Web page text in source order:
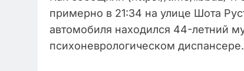
примерно в 21:34 на улице Шота
автомобиля находился 44-летний
психоневрологическом диспансере.